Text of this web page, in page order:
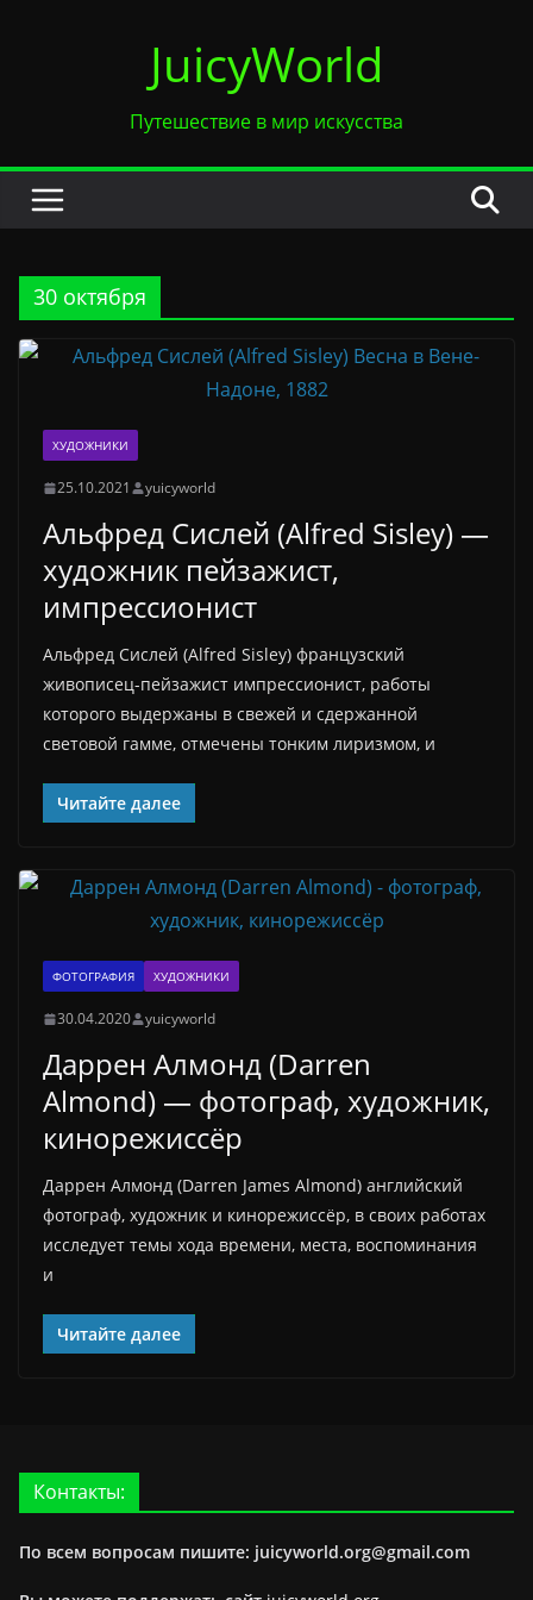
JuicyWorld
Путешествие в мир искусства
30 октября
ХУДОЖНИКИ
25.10.2021 yuicyworld
Альфред Сислей (Alfred Sisley) —
художник пейзажист,
импрессионист
Альфред Сислей (Alfred Sisley) французский
живописец-пейзажист импрессионист, работы
которого выдержаны в свежей и сдержанной
световой гамме, отмечены тонким лиризмом, и
Читайте далее
ФОТОГРАФИЯ ХУДОЖНИКИ
30.04.2020 yuicyworld
Даррен Алмонд (Darren
Almond) — фотограф, художник,
кинорежиссёр
Даррен Алмонд (Darren James Almond) английский
фотограф, художник и кинорежиссёр, в своих работах
исследует темы хода времени, места, воспоминания
и
Читайте далее
Контакты:
По всем вопросам пишите: juicyworld.org@gmail.com